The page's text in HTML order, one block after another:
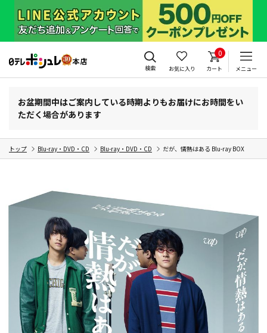
検索 お気に入り
0
カート メニュー
お盆期間中はご案内している時期よりもお届けにお時間をい
ただく場合があります
トップ Blu-ray・DVD・CD Blu-ray・DVD・CD だが、情熱はある Blu-ray BOX